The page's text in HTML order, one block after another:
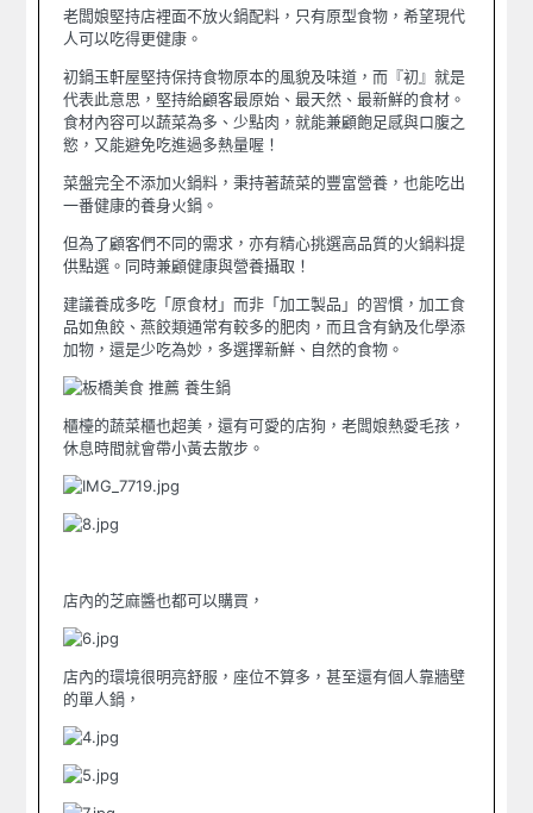
老闆娘堅持店裡面不放火鍋配料，只有原型食物，希望現代
人可以吃得更健康。
初鍋玉軒屋堅持保持食物原本的風貌及味道，而『初』就是
代表此意思，堅持給顧客最原始、最天然、最新鮮的食材。
食材內容可以蔬菜為多、少點肉，就能兼顧飽足感與口腹之
慾，又能避免吃進過多熱量喔！
菜盤完全不添加火鍋料，秉持著蔬菜的豐富營養，也能吃出
一番健康的養身火鍋。
但為了顧客們不同的需求，亦有精心挑選高品質的火鍋料提
供點選。同時兼顧健康與營養攝取！
建議養成多吃「原食材」而非「加工製品」的習慣，加工食
品如魚餃、燕餃類通常有較多的肥肉，而且含有鈉及化學添
加物，還是少吃為妙，多選擇新鮮、自然的食物。
櫃檯的蔬菜櫃也超美，還有可愛的店狗，老闆娘熱愛毛孩，
休息時間就會帶小黃去散步。
店內的芝麻醬也都可以購買，
店內的環境很明亮舒服，座位不算多，甚至還有個人靠牆壁
的單人鍋，